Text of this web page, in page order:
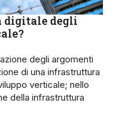
digitale degli
degli argomenti
di una infrastruttura
verticale; nello
della infrastruttura